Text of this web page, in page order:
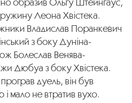
Леона Хвістека.
Владислав Поранкевич
з боку Дуніна-
Болеслав Венява-
Дюбуа з боку Хвістека.
дуель, він був
мало не втратив вухо.